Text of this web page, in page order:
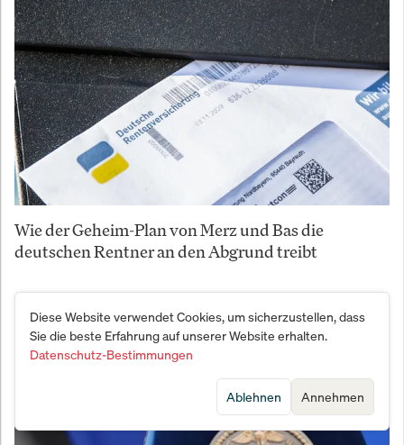
Wie der Geheim-Plan von Merz und Bas die
deutschen Rentner an den Abgrund treibt
Diese Website verwendet Cookies, um sicherzustellen, dass
Sie die beste Erfahrung auf unserer Website erhalten.
Datenschutz-Bestimmungen
Annehmen
Ablehnen